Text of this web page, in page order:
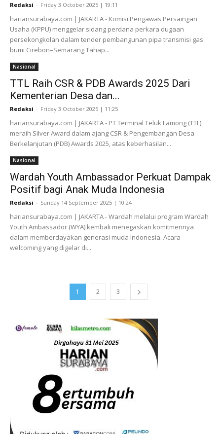
Redaksi - Friday 3 October 2025 | 19:11
hariansurabaya.com | JAKARTA - Komisi Pengawas Persaingan
Usaha (KPPU) menggelar sidang perdana perkara dugaan
persekongkolan dalam tender pembangunan pipa transmisi gas
bumi Cirebon–Semarang Tahap...
Nasional
TTL Raih CSR & PDB Awards 2025 Dari
Kementerian Desa dan...
Redaksi - Friday 3 October 2025 | 11:25
hariansurabaya.com | JAKARTA - PT Terminal Teluk Lamong (TTL)
meraih Silver Award dalam ajang CSR & Pengembangan Desa
Berkelanjutan (PDB) Awards 2025, atas keberhasilan...
Nasional
Wardah Youth Ambassador Perkuat Dampak
Positif bagi Anak Muda Indonesia
Redaksi - Sunday 14 September 2025 | 10:24
hariansurabaya.com | JAKARTA - Wardah melalui program Wardah
Youth Ambassador (WYA) kembali menegaskan komitmennya
dalam memberdayakan generasi muda Indonesia. Acara
welcoming yang digelar di...
1 2 3